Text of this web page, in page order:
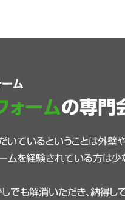
ム
ォームの専門
いているということは外壁
ムを経験されている方は
でも解消いただき、納得し